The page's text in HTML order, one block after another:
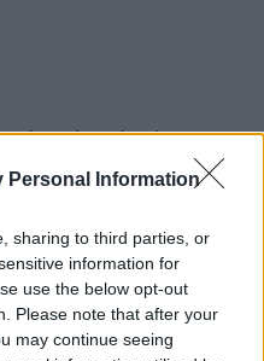
Personal Information
sharing to third parties, or
information for
use the below opt-out
Please note that after your
may continue seeing
implicazioni
delle persone
alla memoria.
indicano che la
anche